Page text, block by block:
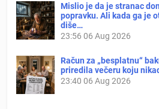
Mislio je da je stranac
popravku. Ali kada ga je
diše…
23:56 06 Aug 2026
Račun za „besplatnu“
priredila večeru koju
23:40 06 Aug 2026